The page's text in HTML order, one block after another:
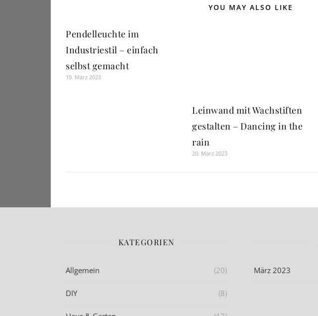
YOU MAY ALSO LIKE
Pendelleuchte im
Industriestil – einfach
selbst gemacht
10. März 2023
Leinwand mit Wachstiften
gestalten – Dancing in the
rain
20. März 2023
KATEGORIEN
Allgemein (20)
DIY (8)
März 2023